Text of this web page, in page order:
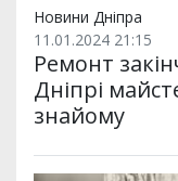
Новини Дніпра
11.01.2024 21:15
Ремонт
Дніпрі
знайому